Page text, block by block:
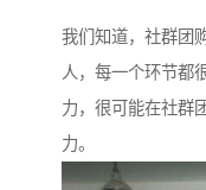
我们知道，社群团
人，每一个环节都
力，很可能在社群
力。